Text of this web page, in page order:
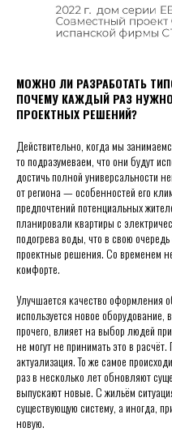
МОЖНО ЛИ РАЗРАБОТАТЬ
ПОЧЕМУ КАЖДЫЙ РАЗ
ПРОЕКТНЫХ РЕШЕНИЙ?
Действительно, когда мы
то подразумеваем, что они будут
достичь полной универсальности
от региона — особенностей его
предпочтений потенциальных
планировали квартиры с
подогрева воды, что в свою
проектные решения. Со временем
комфорте.
Улучшается качество оформления
используется новое
прочего, влияет на выбор людей
не могут не принимать это в
актуализация. То же самое
раз в несколько лет обновляют
выпускают новые. С жильём
существующую систему, а иногда,
новую.